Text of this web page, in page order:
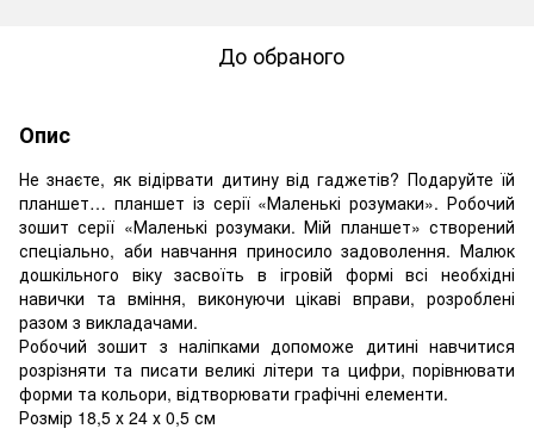
До обраного
Опис
Не знаєте, як відірвати дитину від гаджетів? Подаруйте їй
планшет… планшет із серії «Маленькі розумаки». Робочий
зошит серії «Маленькі розумаки. Мій планшет» створений
спеціально, аби навчання приносило задоволення. Малюк
дошкільного віку засвоїть в ігровій формі всі необхідні
навички та вміння, виконуючи цікаві вправи, розроблені
разом з викладачами.
Робочий зошит з наліпками допоможе дитині навчитися
розрізняти та писати великі літери та цифри, порівнювати
форми та кольори, відтворювати графічні елементи.
Розмір 18,5 х 24 х 0,5 см